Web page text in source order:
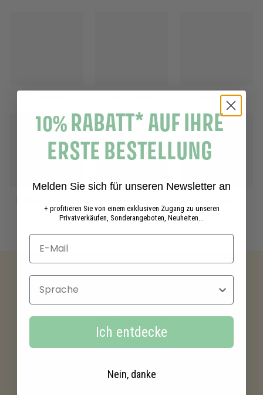
Handpflege
Marseille
Ihre Einkäufe
10% RABATT* AUF IHRE
ERSTE BESTELLUNG
Melden Sie sich für unseren Newsletter an
+ profitieren Sie von einem exklusiven Zugang zu unseren
Privatverkäufen, Sonderangeboten, Neuheiten...
Sprache
Ich entdecke
Nein, danke